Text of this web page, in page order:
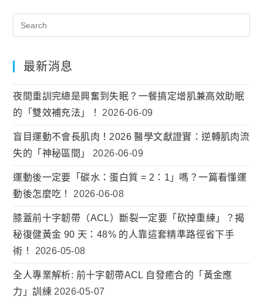
最新消息
夜間重訓完總是興奮到失眠？一餐搞定增肌兼高效助眠
的「雙效補充法」！
2026-06-09
盲目運動不會長肌肉！2026 醫學文獻證實：逆轉肌肉流
失的「神秘區間」
2026-06-09
運動後一定要「碳水：蛋白質 = 2：1」嗎？一篇看懂運
動後怎麼吃！
2026-06-08
膝蓋前十字韌帶（ACL）斷裂一定要「砍掉重練」？揭
秘復健黃金 90 天：48% 的人靠這套精準路徑省下手
術！
2026-05-08
全人專業解析: 前十字韌帶ACL 自發癒合的「黃金應
力」訓練 2026-05-07